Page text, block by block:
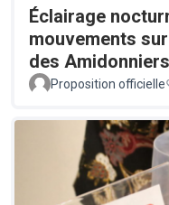
Éclairage
mouvements
des Amidonniers
Proposition officielle